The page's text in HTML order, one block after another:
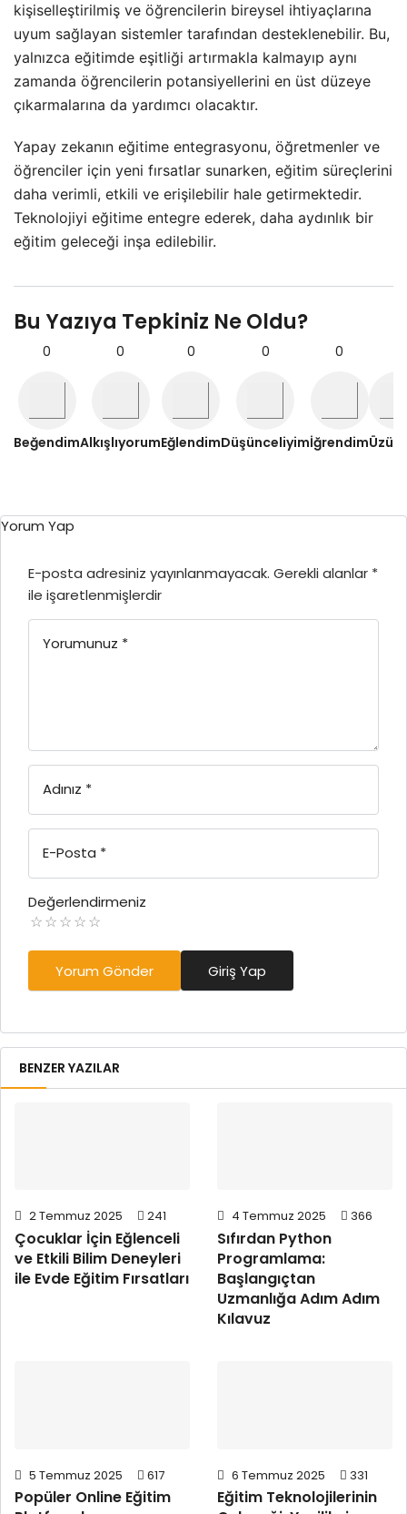
kişiselleştirilmiş ve öğrencilerin bireysel ihtiyaçlarına
uyum sağlayan sistemler tarafından desteklenebilir. Bu,
yalnızca eğitimde eşitliği artırmakla kalmayıp aynı
zamanda öğrencilerin potansiyellerini en üst düzeye
çıkarmalarına da yardımcı olacaktır.
Yapay zekanın eğitime entegrasyonu, öğretmenler ve
öğrenciler için yeni fırsatlar sunarken, eğitim süreçlerini
daha verimli, etkili ve erişilebilir hale getirmektedir.
Teknolojiyi eğitime entegre ederek, daha aydınlık bir
eğitim geleceği inşa edilebilir.
Bu Yazıya Tepkiniz Ne Oldu?
0
Beğendim
0
Alkışlıyorum
0
Eğlendim
0
Düşünceliyim
0
İğrendim
Yorum Yap
E-posta adresiniz yayınlanmayacak. Gerekli alanlar *
ile işaretlenmişlerdir
Yorumunuz *
Adınız *
E-Posta *
Değerlendirmeniz
Yorum Gönder Giriş Yap
BENZER YAZILAR
2 Temmuz 2025 241
Çocuklar İçin Eğlenceli
ve Etkili Bilim Deneyleri
ile Evde Eğitim Fırsatları
4 Temmuz 2025 366
Sıfırdan Python
Programlama:
Başlangıçtan
Uzmanlığa Adım Adım
Kılavuz
5 Temmuz 2025 617
Popüler Online Eğitim
6 Temmuz 2025 331
Eğitim Teknolojilerinin